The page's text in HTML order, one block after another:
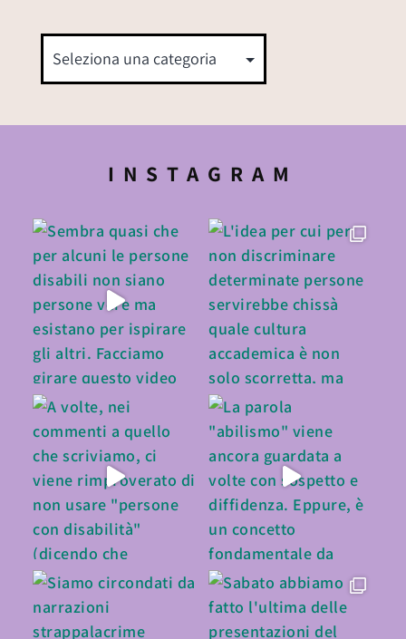
INSTAGRAM